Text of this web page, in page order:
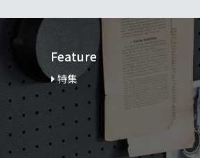
Feature
特集